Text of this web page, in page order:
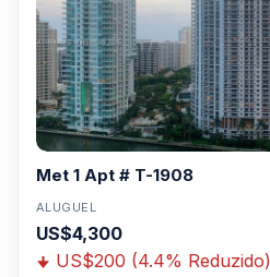
Met 1 Apt # T-1908
ALUGUEL
US$4,300
US$200 (4.4% Reduzido)